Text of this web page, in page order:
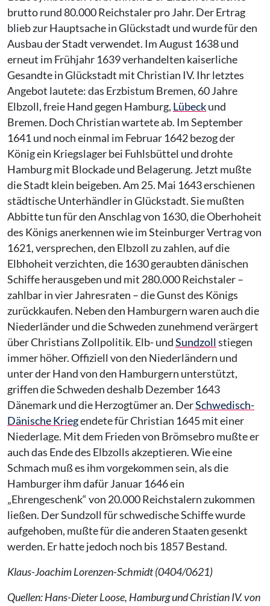
brutto rund 80.000 Reichstaler pro Jahr. Der Ertrag
blieb zur Hauptsache in Glückstadt und wurde für den
Ausbau der Stadt verwendet. Im August 1638 und
erneut im Frühjahr 1639 verhandelten kaiserliche
Gesandte in Glückstadt mit Christian IV. Ihr letztes
Angebot lautete: das Erzbistum Bremen, 60 Jahre
Elbzoll, freie Hand gegen Hamburg, Lübeckund
Bremen. Doch Christian wartete ab. Im September
1641 und noch einmal im Februar 1642 bezog der
König ein Kriegslager bei Fuhlsbüttel und drohte
Hamburg mit Blockade und Belagerung. Jetzt mußte
die Stadt klein beigeben. Am 25. Mai 1643 erschienen
städtische Unterhändler in Glückstadt. Sie mußten
Abbitte tun für den Anschlag von 1630, die Oberhoheit
des Königs anerkennen wie im Steinburger Vertrag von
1621, versprechen, den Elbzoll zu zahlen, auf die
Elbhoheit verzichten, die 1630 geraubten dänischen
Schiffe herausgeben und mit 280.000 Reichstaler –
zahlbar in vier Jahresraten – die Gunst des Königs
zurückkaufen. Neben den Hamburgern waren auch die
Niederländer und die Schweden zunehmend verärgert
über Christians Zollpolitik. Elb- undSundzollstiegen
immer höher. Offiziell von den Niederländern und
unter der Hand von den Hamburgern unterstützt,
griffen die Schweden deshalb Dezember 1643
Dänemark und die Herzogtümer an. DerSchwedisch-
Dänische Kriegendete für Christian 1645 mit einer
Niederlage. Mit dem Frieden von Brömsebro mußte er
auch das Ende des Elbzolls akzeptieren. Wie eine
Schmach muß es ihm vorgekommen sein, als die
Hamburger ihm dafür Januar 1646 ein
„Ehrengeschenk“ von 20.000 Reichstalern zukommen
ließen. Der Sundzoll für schwedische Schiffe wurde
aufgehoben, mußte für die anderen Staaten gesenkt
werden. Er hatte jedoch noch bis 1857 Bestand.
Klaus-Joachim Lorenzen-Schmidt (0404/0621)
Quellen: Hans-Dieter Loose, Hamburg und Christian IV. von